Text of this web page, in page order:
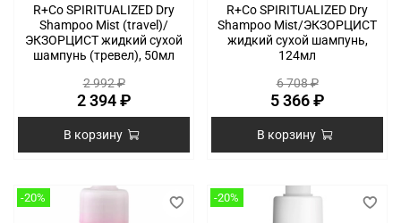
R+Co SPIRITUALIZED Dry
Shampoo Mist (travel)/
ЭКЗОРЦИСТ жидкий сухой
шампунь (тревел), 50мл
2 992 ₽
2 394 ₽
В корзину
R+Co SPIRITUALIZED Dry
Shampoo Mist/ЭКЗОРЦИСТ
жидкий сухой шампунь,
124мл
6 708 ₽
5 366 ₽
В корзину
-20% -20%